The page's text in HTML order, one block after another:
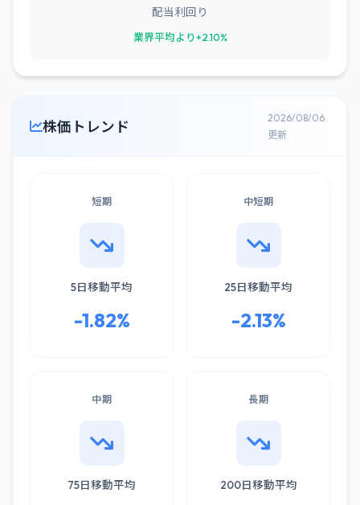
配当利回り
業界平均より+2.10%
株価トレンド
2026/08/06
更新
短期
5日移動平均
-1.82%
中短期
25日移動平均
-2.13%
中期
75日移動平均
長期
200日移動平均